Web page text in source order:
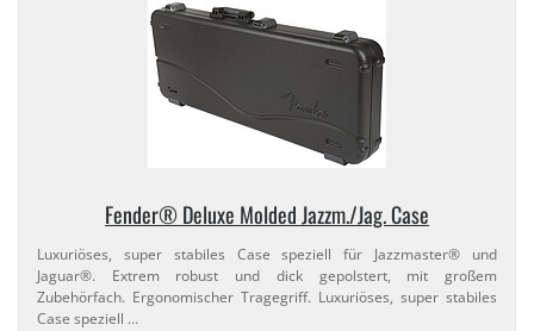
Fender® Deluxe Molded Jazzm.​/Jag. Case
Luxuriöses, super stabiles Case speziell für Jazzmaster® und
Jaguar®. Extrem robust und dick gepolstert, mit großem
Zubehörfach. Ergonomischer Tragegriff. Luxuriöses, super stabiles
Case speziell …